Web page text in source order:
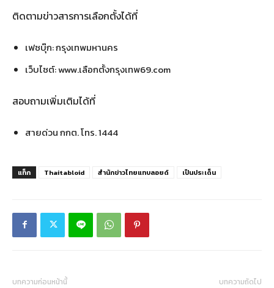
ติดตามข่าวสารการเลือกตั้งได้ที่
เฟซบุ๊ก: กรุงเทพมหานคร
เว็บไซต์: www.เลือกตั้งกรุงเทพ69.com
สอบถามเพิ่มเติมได้ที่
สายด่วน กกต. โทร. 1444
แท็ก Thaitabloid สำนักข่าวไทยแทบลอยด์ เป็นประเด็น
บทความก่อนหน้านี้ บทความถัดไป